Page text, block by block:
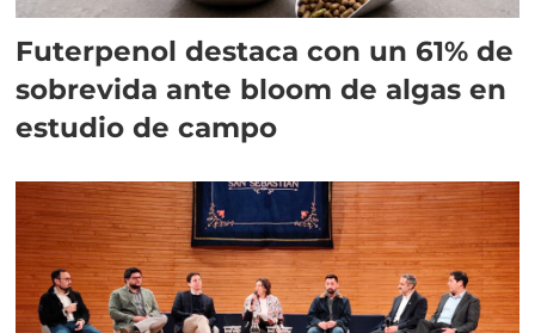
Futerpenol destaca con un 61% de
sobrevida ante bloom de algas en
estudio de campo